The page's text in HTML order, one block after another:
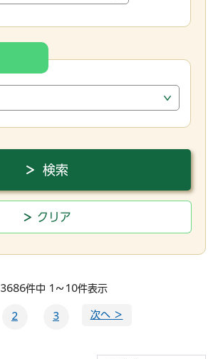
3686件中 1～10件表示
2 3 次へ ＞